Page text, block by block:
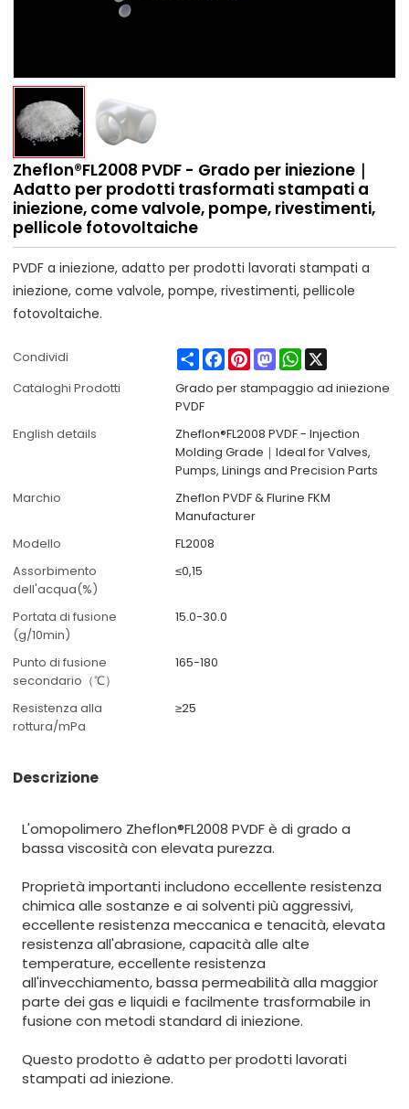
Zheflon®FL2008 PVDF - Grado per iniezione｜
Adatto per prodotti trasformati stampati a
iniezione, come valvole, pompe, rivestimenti,
pellicole fotovoltaiche
PVDF a iniezione, adatto per prodotti lavorati stampati a
iniezione, come valvole, pompe, rivestimenti, pellicole
fotovoltaiche.
Condividi ShareFacebook
PinterestMastodonWhatsApp
Cataloghi Prodotti
Grado per stampaggio ad iniezione
PVDF
English details
Zheflon®FL2008 PVDF - Injection
Molding Grade｜Ideal for Valves,
Pumps, Linings and Precision Parts
Marchio
Zheflon PVDF & Flurine FKM
Manufacturer
Modello
FL2008
Assorbimento
dell'acqua(%)
≤0,15
Portata di fusione
(g/10min)
15.0-30.0
Punto di fusione
secondario（℃）
165-180
Resistenza alla
rottura/mPa
≥25
Descrizione
L'omopolimero Zheflon®FL2008 PVDF è di grado a
bassa viscosità con elevata purezza.
Proprietà importanti includono eccellente resistenza
chimica alle sostanze e ai solventi più aggressivi,
eccellente resistenza meccanica e tenacità, elevata
resistenza all'abrasione, capacità alle alte
temperature, eccellente resistenza
all'invecchiamento, bassa permeabilità alla maggior
parte dei gas e liquidi e facilmente trasformabile in
fusione con metodi standard di iniezione.
Questo prodotto è adatto per prodotti lavorati
stampati ad iniezione.